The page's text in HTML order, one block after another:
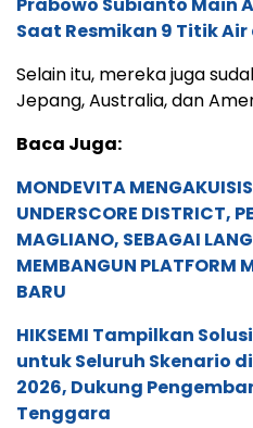
Prabowo Subianto Main
Saat Resmikan 9 Titik
Selain itu, mereka juga
Jepang, Australia, dan
Baca Juga:
MONDEVITA
UNDERSCORE DISTRICT,
MAGLIANO, SEBAGAI
MEMBANGUN PLATFORM
BARU
HIKSEMI Tampilkan
untuk Seluruh Skenario
2026, Dukung
Tenggara